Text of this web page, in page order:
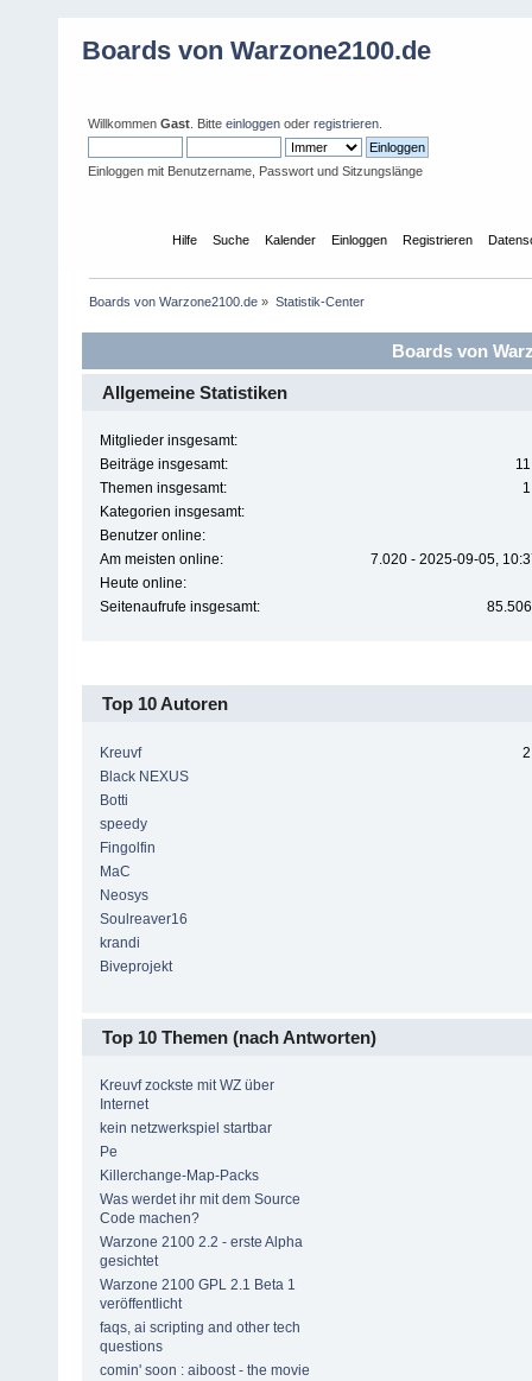
Boards von Warzone2100.de
Willkommen Gast . Bitte einloggen oder registrieren
Einloggen mit Benutzername, Passwort und Sitzungslänge
Hilfe Suche Kalender Einloggen Registrieren
Boards von Warzone2100.de » Statistik-Center
Boards von
Allgemeine Statistiken
Mitglieder insgesamt:
Beiträge insgesamt:
Themen insgesamt:
Kategorien insgesamt:
Benutzer online:
Am meisten online:
7.020 - 2025-09-05,
Heute online:
Seitenaufrufe insgesamt:
Top 10 Autoren
Kreuvf
Black NEXUS
Botti
speedy
Fingolfin
MaC
Neosys
Soulreaver16
krandi
Biveprojekt
Top 10 Themen (nach Antworten)
Kreuvf zockste mit WZ über
Internet
kein netzwerkspiel startbar
Pe
Killerchange-Map-Packs
Was werdet ihr mit dem Source
Code machen?
Warzone 2100 2.2 - erste Alpha
gesichtet
Warzone 2100 GPL 2.1 Beta 1
veröffentlicht
faqs, ai scripting and other tech
questions
comin' soon : aiboost - the movie